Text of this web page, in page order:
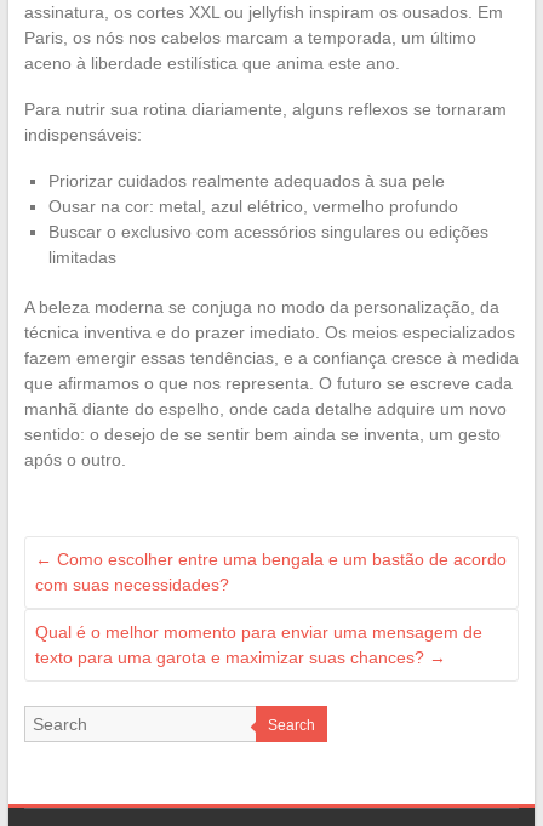
assinatura, os cortes XXL ou jellyfish inspiram os ousados. Em
Paris, os nós nos cabelos marcam a temporada, um último
aceno à liberdade estilística que anima este ano.
Para nutrir sua rotina diariamente, alguns reflexos se tornaram
indispensáveis:
Priorizar cuidados realmente adequados à sua pele
Ousar na cor: metal, azul elétrico, vermelho profundo
Buscar o exclusivo com acessórios singulares ou edições
limitadas
A beleza moderna se conjuga no modo da personalização, da
técnica inventiva e do prazer imediato. Os meios especializados
fazem emergir essas tendências, e a confiança cresce à medida
que afirmamos o que nos representa. O futuro se escreve cada
manhã diante do espelho, onde cada detalhe adquire um novo
sentido: o desejo de se sentir bem ainda se inventa, um gesto
após o outro.
← Como escolher entre uma bengala e um bastão de acordo
com suas necessidades?
Qual é o melhor momento para enviar uma mensagem de
texto para uma garota e maximizar suas chances? →
Search